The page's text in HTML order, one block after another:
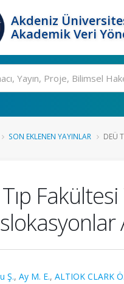
Akdeniz
Akademik Veri
SON EKLENEN YAYINLAR DEÜ
Ş., Ay M. E., ALTIOK CLARK Ö.